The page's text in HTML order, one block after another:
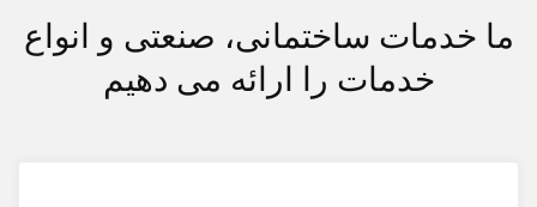
ما خدمات ساختمانی، صنعتی و انواع
خدمات را ارائه می دهیم